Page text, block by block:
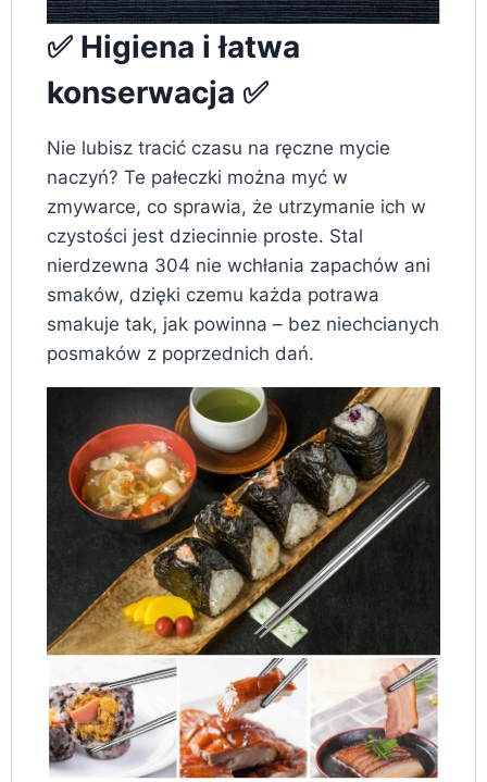
✅ Higiena i łatwa
konserwacja ✅
Nie lubisz tracić czasu na ręczne mycie
naczyń? Te pałeczki można myć w
zmywarce, co sprawia, że utrzymanie ich w
czystości jest dziecinnie proste. Stal
nierdzewna 304 nie wchłania zapachów ani
smaków, dzięki czemu każda potrawa
smakuje tak, jak powinna – bez niechcianych
posmaków z poprzednich dań.